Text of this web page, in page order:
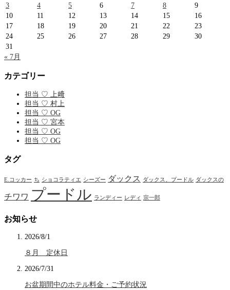
3
4 5 6 7 8
9
10
11 12 13 14 15
16
17
18 19 20 21 22
23
24
25 26 27 28 29
30
31
« 7月
カテゴリー
担当 ♡ 上﨑
担当 ♡ 村上
担当 ♡ OG
担当 ♡ 宮本
担当 ♡ OG
担当 ♡ OG
タグ
E.コッカー ち ショコラティエ シーズー ダックス ダックス、プードル ダックスの
チワワ プードル ランディー レディ 宗一郎
お知らせ
2026/8/1
８月 定休日
2026/7/31
お盆期間中のホテル料金・ご予約状況